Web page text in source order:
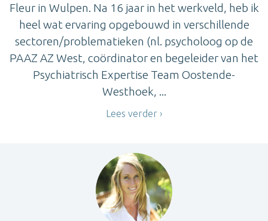
Fleur in Wulpen. Na 16 jaar in het werkveld, heb ik
heel wat ervaring opgebouwd in verschillende
sectoren/problematieken (nl. psycholoog op de
PAAZ AZ West, coördinator en begeleider van het
Psychiatrisch Expertise Team Oostende-
Westhoek, ...
Lees verder